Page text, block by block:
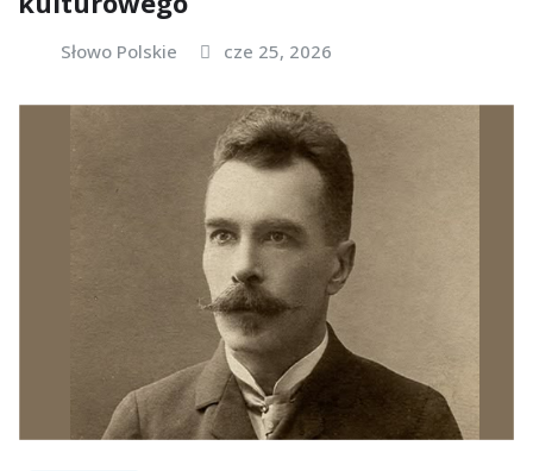
Słowo Polskie cze 25, 2026